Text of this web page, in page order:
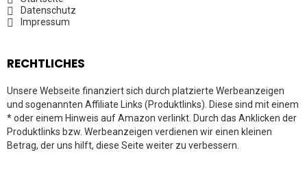
Datenschutz
Impressum
RECHTLICHES
Unsere Webseite finanziert sich durch platzierte Werbeanzeigen
und sogenannten Affiliate Links (Produktlinks). Diese sind mit einem
* oder einem Hinweis auf Amazon verlinkt. Durch das Anklicken der
Produktlinks bzw. Werbeanzeigen verdienen wir einen kleinen
Betrag, der uns hilft, diese Seite weiter zu verbessern.